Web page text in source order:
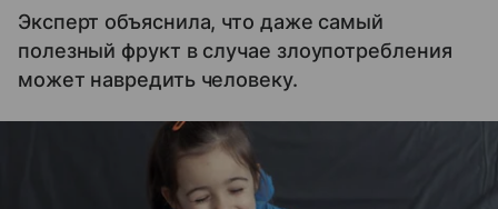
Эксперт объяснила, что даже самый
полезный фрукт в случае злоупотребления
может навредить человеку.